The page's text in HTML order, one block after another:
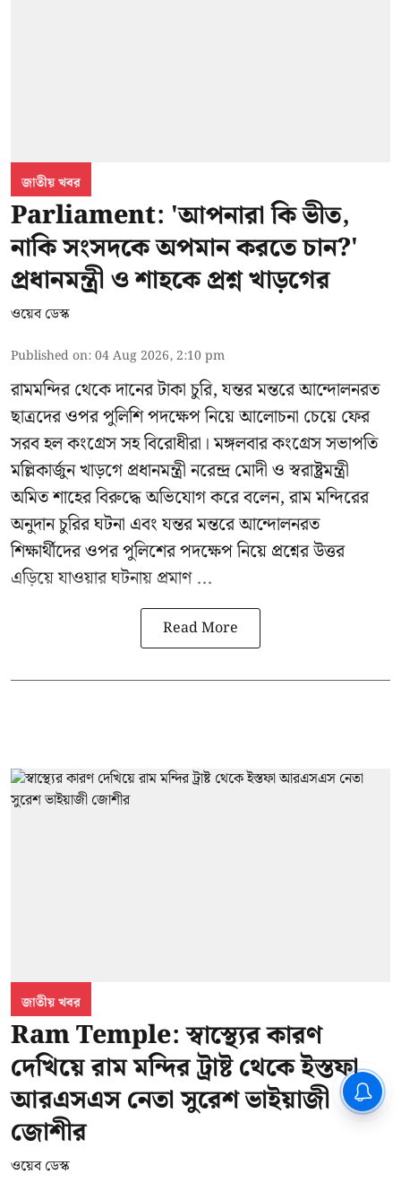
জাতীয় খবর
Parliament: 'আপনারা কি ভীত,
নাকি সংসদকে অপমান করতে চান?'
প্রধানমন্ত্রী ও শাহকে প্রশ্ন খাড়গের
ওয়েব ডেস্ক
Published on:04 Aug 2026, 2:10 pm
রামমন্দির থেকে দানের টাকা চুরি, যন্তর মন্তরে আন্দোলনরত
ছাত্রদের ওপর পুলিশি পদক্ষেপ নিয়ে আলোচনা চেয়ে ফের
সরব হল কংগ্রেস সহ বিরোধীরা। মঙ্গলবার কংগ্রেস সভাপতি
মল্লিকার্জুন খাড়গে প্রধানমন্ত্রী নরেন্দ্র মোদী ও স্বরাষ্ট্রমন্ত্রী
অমিত শাহের বিরুদ্ধে অভিযোগ করে বলেন, রাম মন্দিরের
অনুদান চুরির ঘটনা এবং যন্তর মন্তরে আন্দোলনরত
শিক্ষার্থীদের ওপর পুলিশের পদক্ষেপ নিয়ে প্রশ্নের উত্তর
এড়িয়ে যাওয়ার ঘটনায় প্রমাণ ...
Read More
জাতীয় খবর
Ram Temple: স্বাস্থ্যের কারণ
দেখিয়ে রাম মন্দির ট্রাষ্ট থেকে ইস্তফা
আরএসএস নেতা সুরেশ ভাইয়াজী
জোশীর
ওয়েব ডেস্ক